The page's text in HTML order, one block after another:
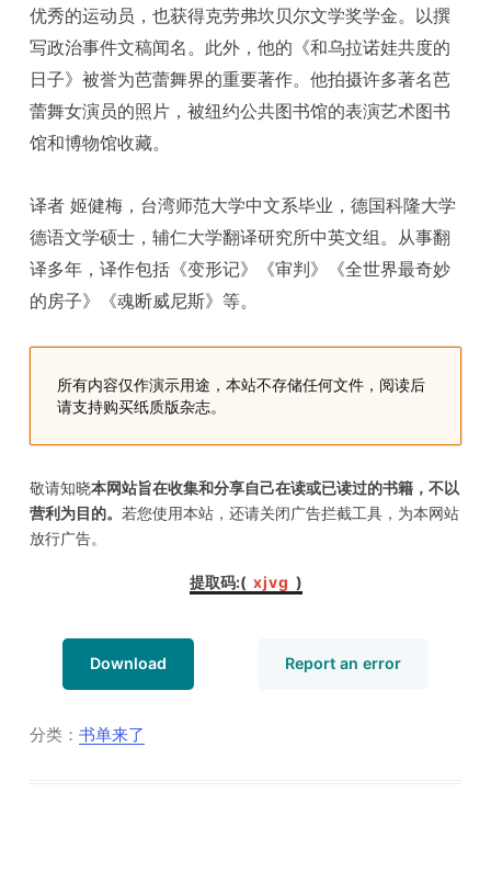
优秀的运动员，也获得克劳弗坎贝尔文学奖学金。以撰
写政治事件文稿闻名。此外，他的《和乌拉诺娃共度的
日子》被誉为芭蕾舞界的重要著作。他拍摄许多著名芭
蕾舞女演员的照片，被纽约公共图书馆的表演艺术图书
馆和博物馆收藏。
译者 姬健梅，台湾师范大学中文系毕业，德国科隆大学
德语文学硕士，辅仁大学翻译研究所中英文组。从事翻
译多年，译作包括《变形记》《审判》《全世界最奇妙
的房子》《魂断威尼斯》等。
所有内容仅作演示用途，本站不存储任何文件，阅读后
请支持购买纸质版杂志。
敬请知晓本网站旨在收集和分享自己在读或已读过的书籍，不以
营利为目的。若您使用本站，还请关闭广告拦截工具，为本网站
放行广告。
提取码:( xjvg )
Download Report an error
分类：书单来了